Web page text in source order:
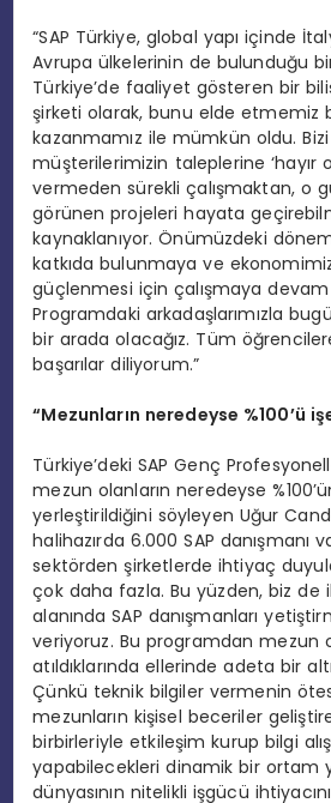
“SAP Türkiye, global yapı içinde
Avrupa ülkelerinin de bulunduğu
Türkiye’de faaliyet gösteren bir
şirketi olarak, bunu elde etmemiz
kazanmamız ile mümkün oldu.
müşterilerimizin taleplerine ‘hayır
vermeden sürekli çalışmaktan, o
görünen projeleri hayata
kaynaklanıyor. Önümüzdeki
katkıda bulunmaya ve
güçlenmesi için çalışmaya
Programdaki arkadaşlarımızla
bir arada olacağız. Tüm
başarılar diliyorum.”
“Mezunların neredeyse %100’ü
Türkiye’deki SAP Genç
mezun olanların neredeyse
yerleştirildiğini söyleyen Uğur
halihazırda 6.000 SAP danışmanı
sektörden şirketlerde ihtiyaç
çok daha fazla. Bu yüzden, biz de
alanında SAP danışmanları
veriyoruz. Bu programdan mezun
atıldıklarında ellerinde adeta bir
Çünkü teknik bilgiler vermenin
mezunların kişisel beceriler
birbirleriyle etkileşim kurup bilgi
yapabilecekleri dinamik bir ortam
dünyasının nitelikli işgücü